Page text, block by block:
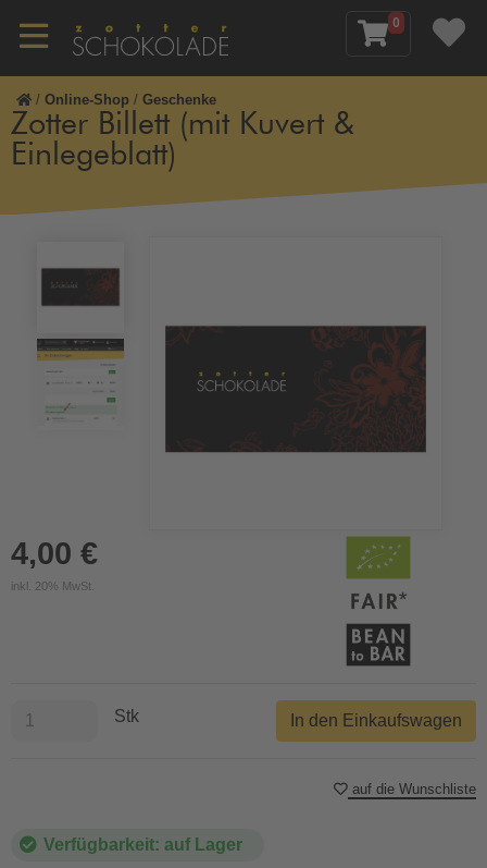
0
/ Online-Shop / Geschenke
Zotter Billett (mit Kuvert &
Einlegeblatt)
4,00 €
inkl. 20% MwSt.
Verfügbarkeit: auf Lager
Stk In den Einkaufswagen
auf die Wunschliste